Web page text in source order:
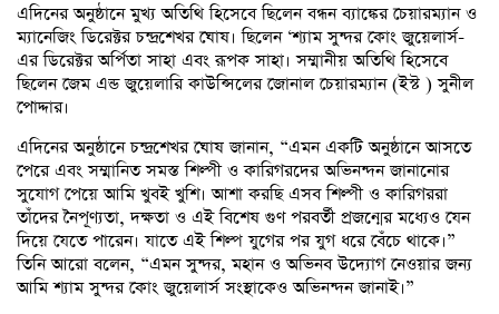
এদিনের অনুষ্ঠানে মুখ্য অতিথি হিসেবে ছিলেন বন্ধন ব্যাঙ্কের চেয়ারম্যান ও
ম্যানেজিং ডিরেক্টর চন্দ্রশেখর ঘোষ। ছিলেন ‘শ্যাম সুন্দর কোং জুয়েলার্স-
এর ডিরেক্টর অর্পিতা সাহা এবং রূপক সাহা। সম্মানীয় অতিথি হিসেবে
ছিলেন জেম এন্ড জুয়েলারি কাউন্সিলের জোনাল চেয়ারম্যান (ইস্ট ) সুনীল
পোদ্দার।
এদিনের অনুষ্ঠানে চন্দ্রশেখর ঘোষ জানান, “এমন একটি অনুষ্ঠানে আসতে
পেরে এবং সম্মানিত সমস্ত শিল্পী ও কারিগরদের অভিনন্দন জানানোর
সুযোগ পেয়ে আমি খুবই খুশি। আশা করছি এসব শিল্পী ও কারিগররা
তাঁদের নৈপূণ্যতা, দক্ষতা ও এই বিশেষ গুণ পরবর্তী প্রজন্মের মধ্যেও যেন
দিয়ে যেতে পারেন। যাতে এই শিল্প যুগের পর যুগ ধরে বেঁচে থাকে।”
তিনি আরো বলেন, “এমন সুন্দর, মহান ও অভিনব উদ্যোগ নেওয়ার জন্য
আমি শ্যাম সুন্দর কোং জুয়েলার্স সংস্থাকেও অভিনন্দন জানাই।”